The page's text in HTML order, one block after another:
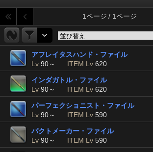
1ページ / 1ページ
アフレイタスハンド・ファイル
Lv 90～ ITEM Lv 620
インダガトル・ファイル
Lv 90～ ITEM Lv 620
パーフェクショニスト・ファイル
Lv 90～ ITEM Lv 590
パクトメーカー・ファイル
Lv 90～ ITEM Lv 590